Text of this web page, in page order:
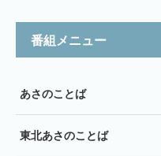
番組メニュー
あさのことば
東北あさのことば